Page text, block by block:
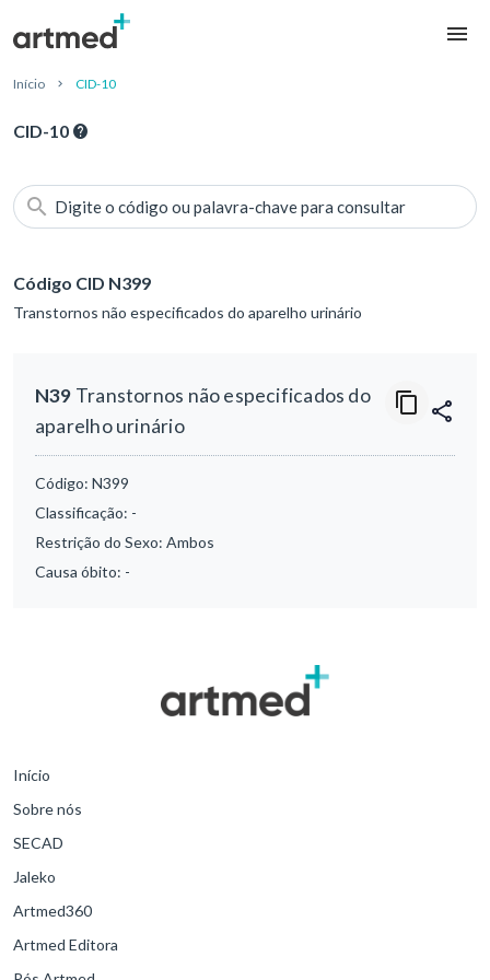
Início CID-10
CID-10
Digite o código ou palavra-chave para consultar
Código CID N399
Transtornos não especificados do aparelho urinário
N39 Transtornos não especificados do
aparelho urinário
Código: N399
Classificação: -
Restrição do Sexo: Ambos
Causa óbito: -
Início
Sobre nós
SECAD
Jaleko
Artmed360
Artmed Editora